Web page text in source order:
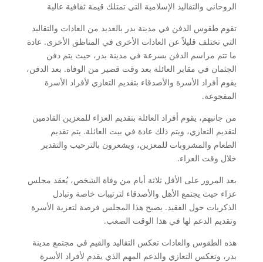
الروحاني والتقاليد الإسلامية التي تمتلك قيمة ثقافية عالية
تقوم طقوس الدفن في مدينة بدر بالعديد من العادات والتقاليد
التي تختلف قليلاً عن العادات الأخرى في المناطق الأخرى. عادة
ما تتم مراسم الدفن بسرعة في مدينة بدر، حيث يتم دفن
الجثمان في مقابر العائلة بعد وقت قصير من الوفاة. بعد الدفن،
يقوم أفراد الأسرة والأصدقاء بتقديم التعازي لأفراد الأسرة
المفجوعة.
من جانبهم، يقوم أفراد العائلة بتقديم العزاء للمعزين القادمين
لتقديم التعازي، ويتم ذلك عادة في بيت العائلة. يتم تقديم
الطعام والمشروبات للمعزين، ويشعرون بالترحيب والتقدير
خلال وقت العزاء.
بعد المرور على الأقل ثلاثة أيام من وفاة الشخص، يُعقد مجلس
عزاء حيث يجتمع الأهل والأصدقاء لترتيبات خاصة وتبادل
الذكريات حول الفقيد. يصبح هذا المجلس فرصة لتعزية الأسرة
وتقديم الدعم لها في هذا الوقت الصعب.
هذه الطقوس والعادات تعكس التقاليد والقيم في مجتمع مدينة
بدر، وتعكس التعازي والدعم المهم الذي يقدم لأفراد الأسرة